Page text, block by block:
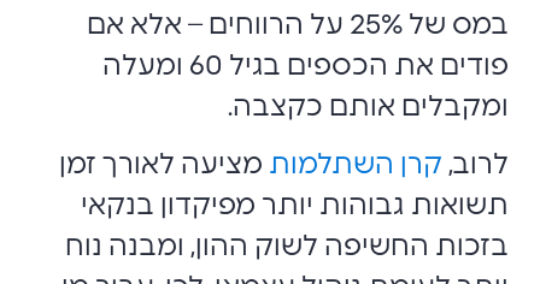
במס של 25% על הרווחים – אלא אם
פודים את הכספים בגיל 60 ומעלה
ומקבלים אותם כקצבה.
לרוב, קרן השתלמות מציעה לאורך זמן
תשואות גבוהות יותר מפיקדון בנקאי
בזכות החשיפה לשוק ההון, ומבנה נוח